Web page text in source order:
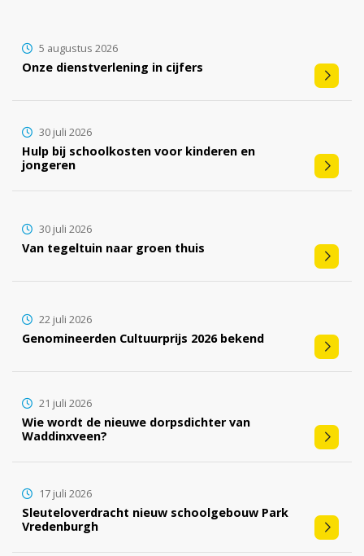
Onze dienstverlening in cijfers
5 augustus 2026
Hulp bij schoolkosten voor kinderen en
jongeren
30 juli 2026
Van tegeltuin naar groen thuis
30 juli 2026
Genomineerden Cultuurprijs 2026 bekend
22 juli 2026
Wie wordt de nieuwe dorpsdichter van
Waddinxveen?
21 juli 2026
Sleuteloverdracht nieuw schoolgebouw Park
Vredenburgh
17 juli 2026